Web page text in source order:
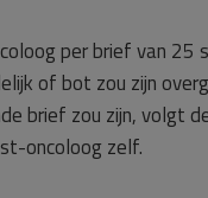
per brief van
of bot zou zijn
brief zou zijn, volgt
oncoloog zelf.